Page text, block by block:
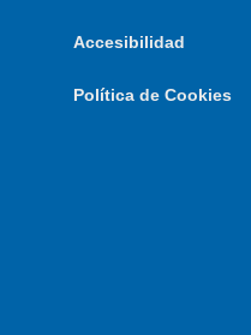
Accesibilidad
Política de Cookies